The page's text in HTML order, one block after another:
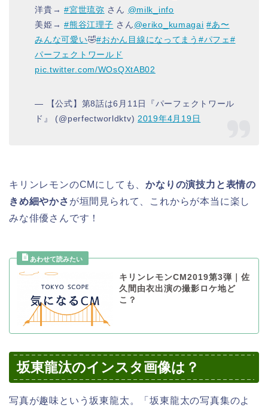
洋貴→#宮世琉弥 さん @milk_info
美姫→#熊谷江理子 さん@eriko_kumagai #あ〜
みんな可愛い🤣#おかん目線になってまう #パフェ #
パーフェクトワールド
pic.twitter.com/WOsQXtAB02
— 【公式】第8話は6月11日『パーフェクトワール
ド』 (@perfectworldktv) 2019年4月19日
キリンレモンのCMにしても、かなりの演技力と表情の
きめ細やかさ が垣間見られて、これからが本当に楽し
みな俳優さんです！
キリンレモンCM2019第3弾｜佐
久間由衣出演の撮影ロケ地ど
こ？
坂東龍汰のインスタ画像は？
写真が趣味という坂東龍太。「坂東龍太の写真集のよ